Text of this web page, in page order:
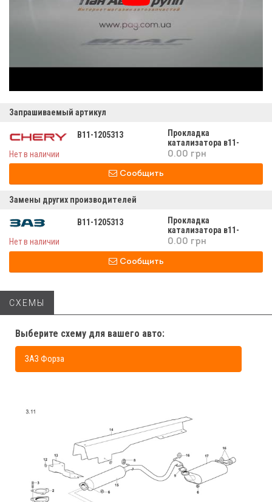
Запрашиваемый артикул
B11-1205313
Прокладка
катализатора в11-
1205313
Нет в наличии 0.00 грн
Сообщить
Замены других производителей
B11-1205313
Прокладка
катализатора в11-
1205313
Нет в наличии 0.00 грн
Сообщить
СХЕМЫ
Выберите схему для вашего авто:
ЗАЗ Форза